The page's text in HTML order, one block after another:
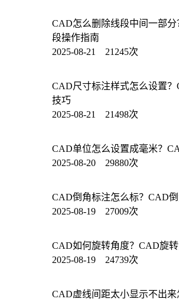
CAD怎么删除线段中间一部
段操作指南
2025-08-21 21245次
CAD尺寸标注样式怎么设置
技巧
2025-08-21 21498次
CAD单位怎么设置成毫米？
2025-08-20 29880次
CAD倒角标注怎么标？CAD
2025-08-19 27009次
CAD如何旋转角度？CAD旋
2025-08-19 24739次
CAD虚线间距太小显示不出